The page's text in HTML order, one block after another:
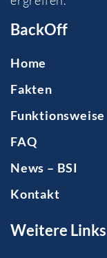
BackOff
Home
Fakten
Funktionsweise
FAQ
News – BSI
Kontakt
Weitere Links